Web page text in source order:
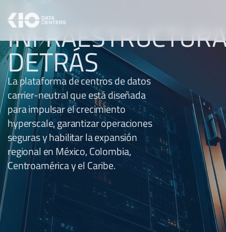
LA
DETRÁS
La plataforma de centros de datos
carrier-neutral que está diseñada
para impulsar el crecimiento
hyperscale, garantizar operaciones
seguras y habilitar la expansión
regional en México, Colombia,
Centroamérica y el Caribe.